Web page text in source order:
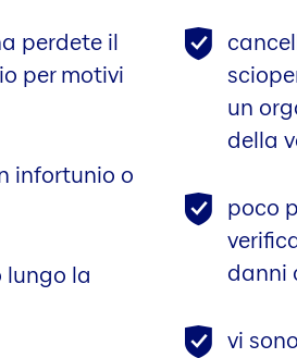
perdete il
per motivi
infortunio o
la
un
della
poco
danni
vi